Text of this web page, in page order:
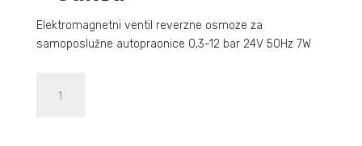
Elektromagnetni ventil reverzne osmoze za
samoposlužne autopraonice 0,3-12 bar 24V 50Hz 7W
ventil